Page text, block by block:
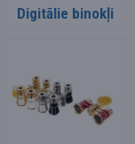
Digitālie binokļi